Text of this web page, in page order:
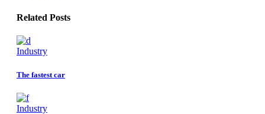
Related Posts
Industry
The fastest car
Industry